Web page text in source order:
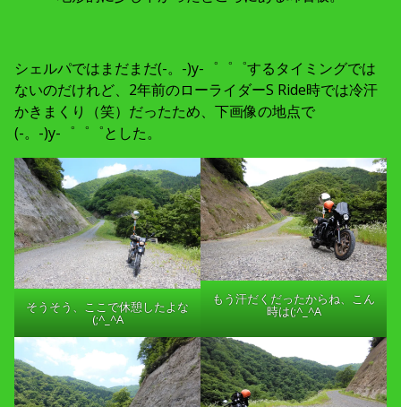
シェルパではまだまだ(-。-)y-゜゜゜するタイミングでは
ないのだけれど、2年前のローライダーS Ride時では冷汗
かきまくり（笑）だったため、下画像の地点で
(-。-)y-゜゜゜とした。
そうそう、ここで休憩したよな
(;^_^A
もう汗だくだったからね、こん
時は(;^_^A